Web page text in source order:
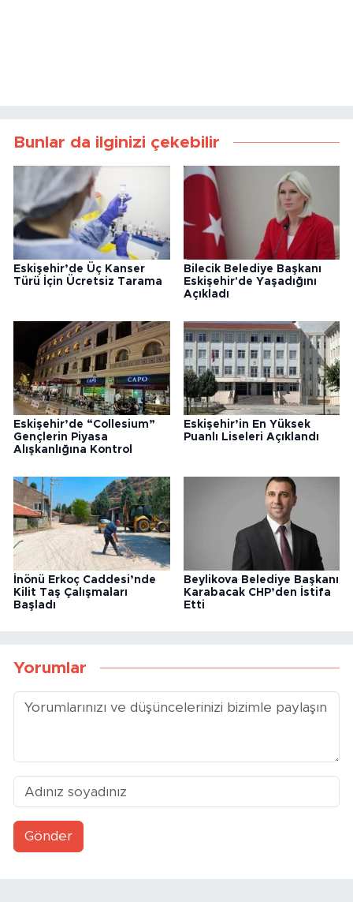
Bunlar da ilginizi çekebilir
Eskişehir’de Üç Kanser
Türü İçin Ücretsiz Tarama
Bilecik Belediye Başkanı
Eskişehir'de Yaşadığını
Açıkladı
Eskişehir’de “Collesium”
Gençlerin Piyasa
Alışkanlığına Kontrol
Eskişehir’in En Yüksek
Puanlı Liseleri Açıklandı
İnönü Erkoç Caddesi’nde
Kilit Taş Çalışmaları
Başladı
Beylikova Belediye Başkanı
Karabacak CHP’den İstifa
Etti
Yorumlar
Gönder